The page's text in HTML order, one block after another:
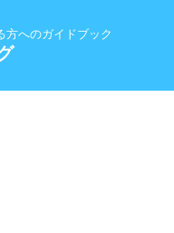
方へのガイドブック